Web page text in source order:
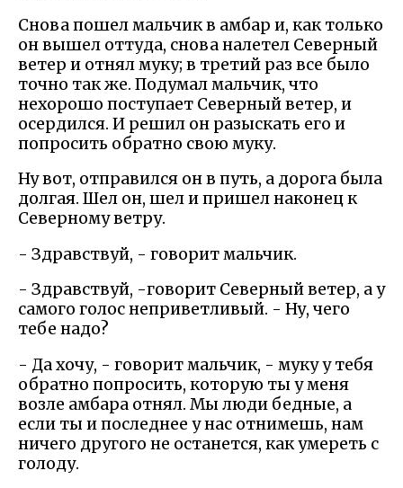
Снова пошел мальчик в амбар и, как только
он вышел оттуда, снова налетел Северный
ветер и отнял муку; в третий раз все было
точно так же. Подумал мальчик, что
нехорошо поступает Северный ветер, и
осердился. И решил он разыскать его и
попросить обратно свою муку.
Ну вот, отправился он в путь, а дорога была
долгая. Шел он, шел и пришел наконец к
Северному ветру.
- Здравствуй, - говорит мальчик.
- Здравствуй, -говорит Северный ветер, а у
самого голос неприветливый. - Ну, чего
тебе надо?
- Да хочу, - говорит мальчик, - муку у тебя
обратно попросить, которую ты у меня
возле амбара отнял. Мы люди бедные, а
если ты и последнее у нас отнимешь, нам
ничего другого не останется, как умереть с
голоду.